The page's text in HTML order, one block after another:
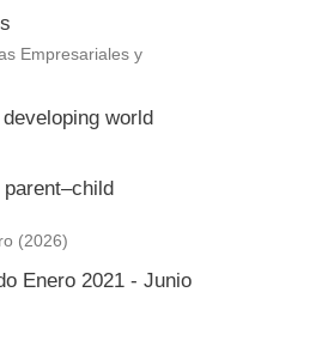
Empresariales y
world
(2026)
Enero 2021 - Junio